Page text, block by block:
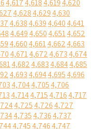
4,6174,6184,6194,620
4,6284,6294,630
4,6384,6394,6404,641
4,6494,6504,6514,652
4,6604,6614,6624,663
4,6714,6724,6734,674
4,6824,6834,6844,685
4,6934,6944,6954,696
4,7044,7054,706
4,7144,7154,7164,717
4,7254,7264,727
4,7354,7364,737
4,7454,7464,747